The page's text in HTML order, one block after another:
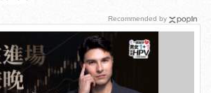
Recommended by